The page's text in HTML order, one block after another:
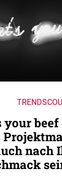
your
nach